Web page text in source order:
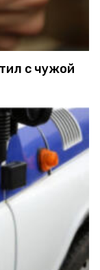
с чужой